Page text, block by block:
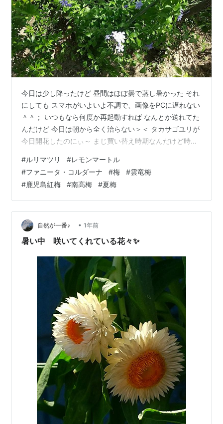
今日は少し降ったけど 昼間はほぼ曇で蒸し暑かった それ
にしても スマホがいよいよ不調で、画像をPCに遅れない
＾＾； いつもなら何度か再起動すれば なんとか送れてた
んだけど 今日は朝から全く治らない＞＜ タカサゴユリが
今日開花したのにぃ～ まじ買い替え時期なんだけど時間
りあえず 仕方ないので 最近のストック写真でも貼ってお
こう＾＾/ ○今咲いている木 いろいろあるけど 直近の花
写真があったのは以下３つ ルリマツリただ今絶好調♪ フ
ァニータ・コルダーナ（ミニバラ）挿し木っ子はみんな
花付が良く元気 ニワナナカマド2回目の花盛りはまだ続
いている ○梅…
#ルリマツリ #レモンマートル
#ファニータ・コルダーナ #梅 #雲竜梅
#鹿児島紅梅 #南高梅 #夏梅
自然が一番♪ • 1年前
暑い中 咲いてくれている花々✨